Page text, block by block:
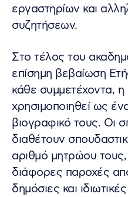
εργαστηρίων και
συζητήσεων.
Στο τέλος του
επίσημη βεβαίωση
κάθε συμμετέχοντα, η
χρησιμοποιηθεί ως
βιογραφικό τους. Οι
διαθέτουν
αριθμό μητρώου
διάφορες παροχές
δημόσιες και